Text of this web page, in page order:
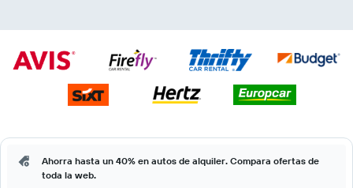
Ahorra hasta un 40% en autos de alquiler. Compara ofertas de
toda la web.